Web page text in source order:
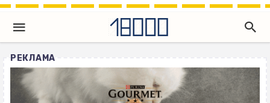
РЕКЛАМА